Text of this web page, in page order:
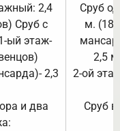
2,4
Сруб с
ый этаж-
2,3
и два
Сруб
м. (18
2,5
2-ой
Сруб